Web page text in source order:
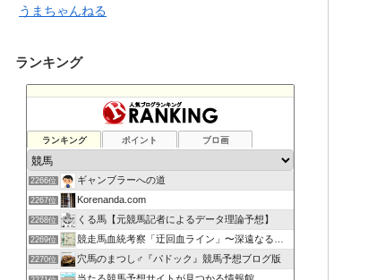
うまちゃんねる
ランキング
ランキング ポイント ブロ画
2266位 ギャンブラーへの道
2267位 Korenanda.com
2268位 くる馬【元競馬記者によるデータ理論予想】
2269位 競走馬血統考察「迂回血ライン」〜深遠なる血の連鎖〜
2270位 穴馬のまつし♂『パドック』競馬予想ブログ版